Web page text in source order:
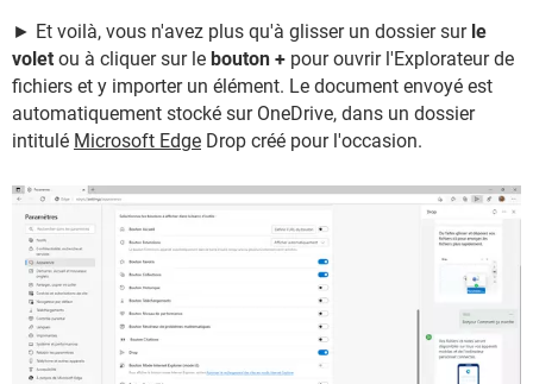
► Et voilà, vous n'avez plus qu'à glisser un dossier sur le
volet ou à cliquer sur le bouton + pour ouvrir l'Explorateur de
fichiers et y importer un élément. Le document envoyé est
automatiquement stocké sur OneDrive, dans un dossier
intitulé Microsoft Edge Drop créé pour l'occasion.